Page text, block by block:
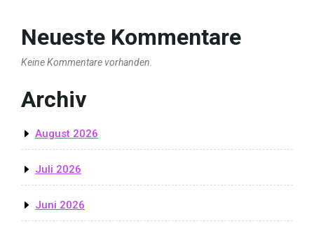
Neueste Kommentare
Keine Kommentare vorhanden.
Archiv
August 2026
Juli 2026
Juni 2026